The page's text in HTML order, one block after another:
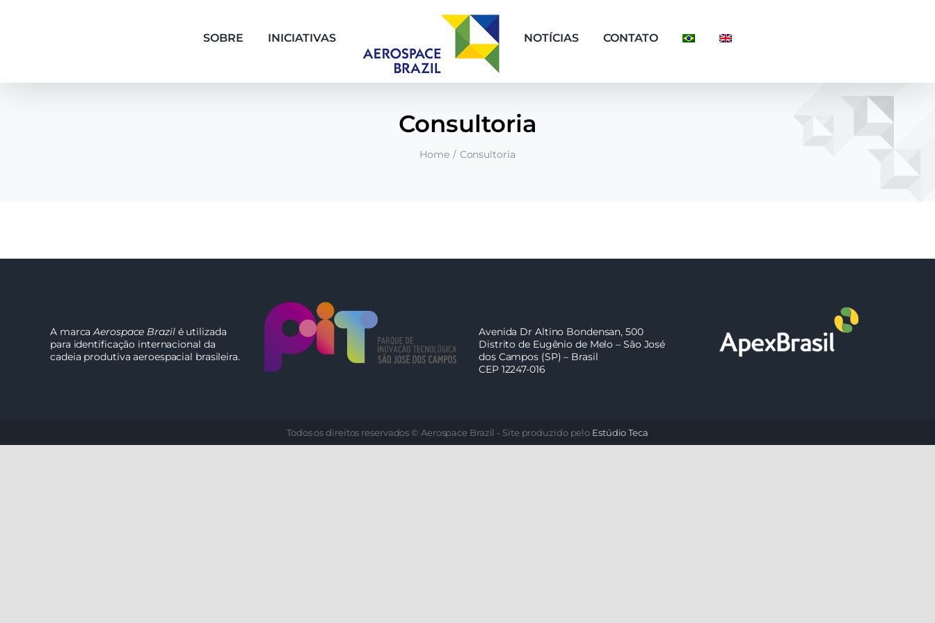
SOBRE INICIATIVAS NOTÍCIAS CONTATO
Consultoria
Home Consultoria
A marcaAerospace Brazilé utilizada
para identificação internacional da
cadeia produtiva aeroespacial brasileira.
Avenida Dr Altino Bondensan, 500
Distrito de Eugênio de Melo – São José
dos Campos (SP) – Brasil
CEP 12247-016
Todos os direitos reservados © Aerospace Brazil - Site produzido pelo Estúdio Teca